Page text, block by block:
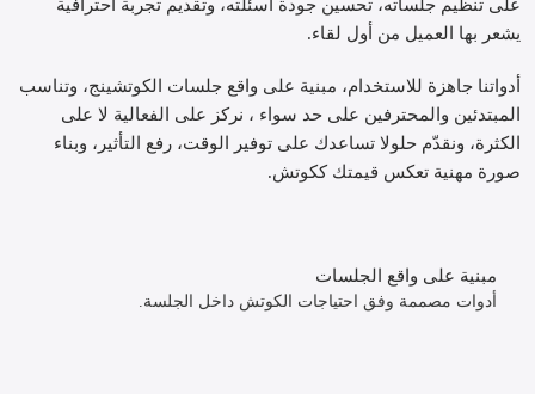
على تنظيم جلساته، تحسين جودة أسئلته، وتقديم تجربة احترافية
يشعر بها العميل من أول لقاء.
أدواتنا جاهزة للاستخدام، مبنية على واقع جلسات الكوتشينج، وتناسب
المبتدئين والمحترفين على حد سواء ، نركز على الفعالية لا على
الكثرة، ونقدّم حلولا تساعدك على توفير الوقت، رفع التأثير، وبناء
صورة مهنية تعكس قيمتك ككوتش.
مبنية على واقع الجلسات
أدوات مصممة وفق احتياجات الكوتش داخل الجلسة.